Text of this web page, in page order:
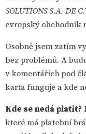
SOLUTIONS S.A. DE
evropský obchodník
Osobně jsem zatím
bez problémů. A
v komentářích pod
karta funguje a kde
Kde se nedá platit?
které má platební